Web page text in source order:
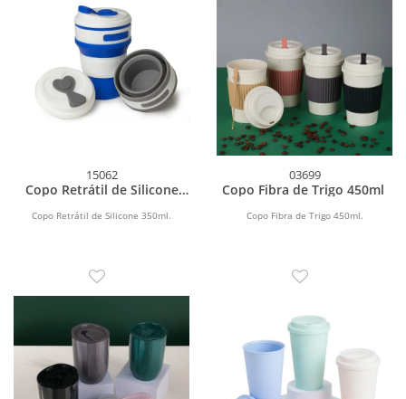
15062
Copo Retrátil de Silicone
Copo Retrátil de Silicone 350ml.
03699
Copo Fibra de Trigo 450ml
Copo Fibra de Trigo 450ml.